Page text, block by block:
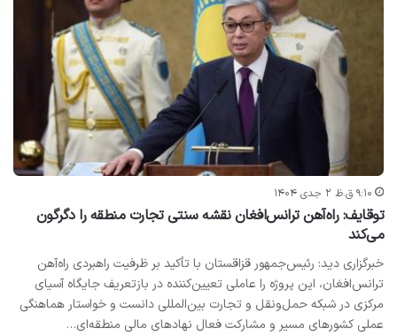
۹:۱۰ ق.ظ ۲ جدی ۱۴۰۴
توقایف: راه‌آهن ترانس‌افغان نقشه سنتی تجارت منطقه را دگرگون
می‌کند
خبرگزاری دید: رئیس‌جمهور قزاقستان با تأکید بر ظرفیت راهبردی راه‌آهن
ترانس‌افغان، این پروژه را عاملی تعیین‌کننده در بازتعریف جایگاه آسیای
مرکزی در شبکه حمل‌ونقل و تجارت بین‌المللی دانست و خواستار هماهنگی
عملی کشورهای مسیر و مشارکت فعال نهادهای مالی منطقه‌ای…